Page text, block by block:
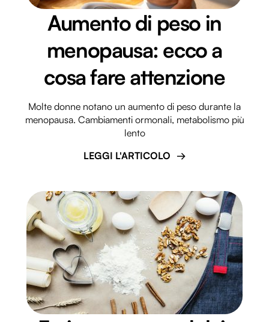
Aumento di peso in
menopausa: ecco a
cosa fare attenzione
Molte donne notano un aumento di peso durante la
menopausa. Cambiamenti ormonali, metabolismo più
lento
LEGGI L'ARTICOLO